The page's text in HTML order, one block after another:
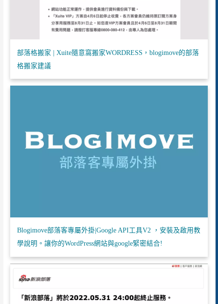
部落格搬家 | Xuite隨意窩搬家WORDRESS，blogimove的部落
格搬家建議
Blogimove部落客專屬外掛|Google API工具V2 ，安裝及啟用教
學說明。讓你的WordPress網站與google緊密結合!